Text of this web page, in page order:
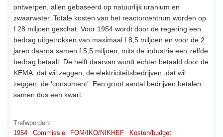
ontwerpen, allen gebaseerd op natuurlijk uranium en
zwaarwater. Totale kosten van het reactorcentrum worden op
f 28 miljoen geschat. Voor 1954 wordt door de regering een
bedrag uitgetrokken van maximaal f 8,5 miljoen en voor de 2
jaren daarna samen f 5,5 miljoen, mits de industrie een zelfde
bedrag betaalt. De helft daarvan wordt echter betaald door de
KEMA, dat wil zeggen, de elektriciteitsbedrijven, dat wil
zeggen, de ‘consument’. Een groot aantal bedrijven betalen
samen dus een kwart.
Trefwoorden:
1954
Commissie FOM/IKO/NIKHEF
Kosten/budget